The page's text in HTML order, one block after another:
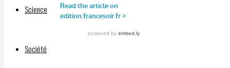
Science
Société